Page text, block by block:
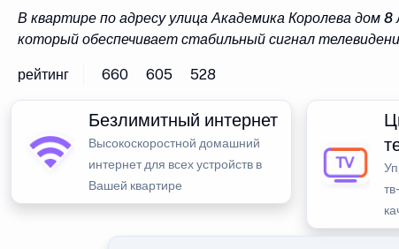
В квартире по адресу улица Академика Королева дом
который обеспечивает стабильный сигнал
рейтинг 660 605 528
Безлимитный интернет
Высокоскоростной домашний
интернет для всех устройств в
Вашей квартире